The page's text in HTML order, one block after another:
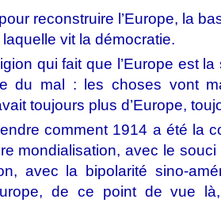
reconstruire l’Europe, la
vit la démocratie.
qui fait que l’Europe est
du mal : les choses vont
toujours plus d’Europe,
comment 1914 a été la
mondialisation, avec le souci
avec la bipolarité sino-
de ce point de vue